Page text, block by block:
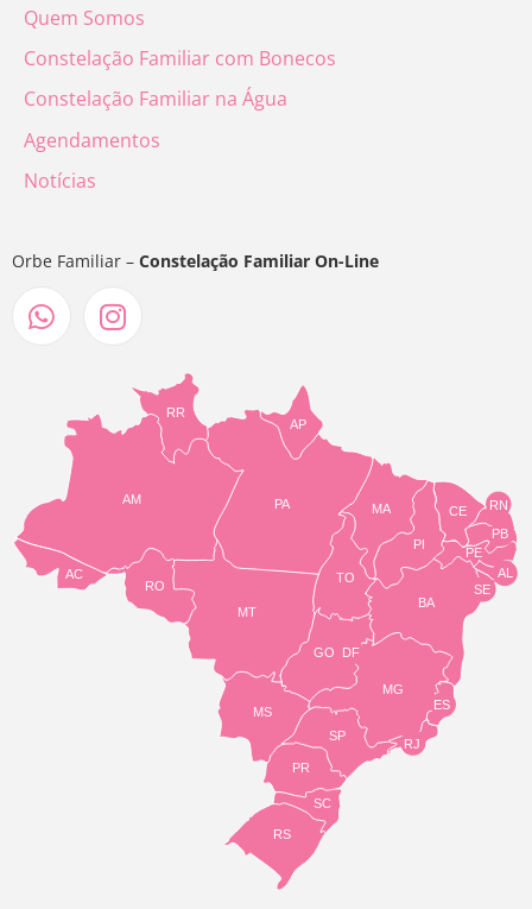
Quem Somos
Constelação Familiar com Bonecos
Constelação Familiar na Água
Agendamentos
Notícias
Orbe Familiar – Constelação Familiar On-Line
TO
BA
SE
PE
AL
RN
CE
PI
MA
AP
PA
RR
AM
AC
RO
MT
MS
GO
PR
SC
RS
SP
MG
RJ
ES
DF
PB